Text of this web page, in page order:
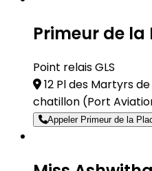
Primeur de la
Point relais GLS
12 Pl des Martyrs
chatillon (Port
Appeler Primeur de la